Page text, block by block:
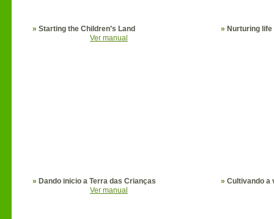
» Starting the Children’s Land
Ver manual
» Nurturing life
» Dando inicio a Terra das Crianças
Ver manual
» Cultivando a